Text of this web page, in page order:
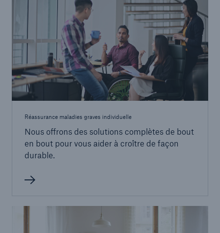
Réassurance maladies graves individuelle
Nous offrons des solutions complètes de bout
en bout pour vous aider à croître de façon
durable.